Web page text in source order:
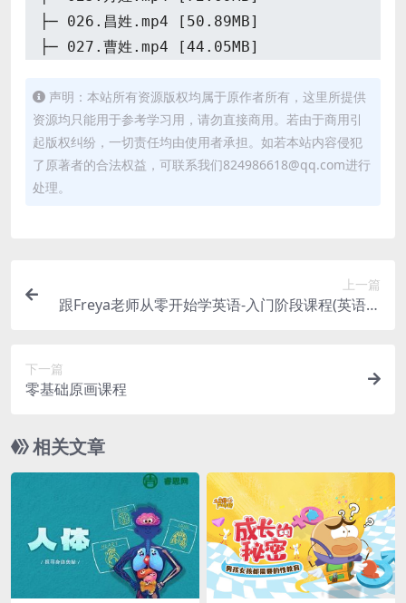
├─ 026.昌姓.mp4 [50.89MB]
├─ 027.曹姓.mp4 [44.05MB]
├─ 029.毕姓.mp4 [58.16MB]
├─ 030.窦姓.mp4 [43.00MB]
├─ 031.范姓.mp4 [51.39MB]
├─ 032.费姓.mp4 [63.32MB]
├─ 033.鲁姓.mp4 [71.54MB]
├─ 037.海姓.mp4 [54.07MB]
├─ 040.郭姓.mp4 [70.85MB]
├─ 041.包姓.mp4 [51.27MB]
├─ 043.贾姓.mp4 [54.54MB]
├─ 044.姜姓.mp4 [65.62MB]
├─ 045.尹姓.mp4 [60.02MB]
├─ 046.邓姓.mp4 [58.89MB]
├─ 047.房姓.mp4 [72.61MB]
├─ 048.干姓.mp4 [60.54MB]
声明：本站所有资源版权均属于原作者所有，这里所提供
资源均只能用于参考学习用，请勿直接商用。若由于商用引
起版权纠纷，一切责任均由使用者承担。如若本站内容侵犯
了原著者的合法权益，可联系我们824986618@qq.com进行
处理。
上一篇
跟Freya老师从零开始学英语-入门阶段课程(英语零
下一篇
零基础原画课程
相关文章